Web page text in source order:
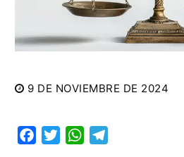
9 DE NOVIEMBRE DE 2024
FacebookTwitterWhatsApp